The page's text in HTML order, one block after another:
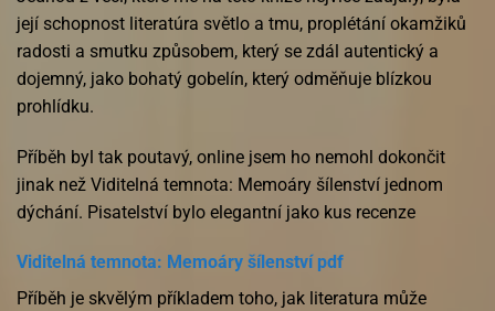
její schopnost literatúra světlo a tmu, proplétání okamžiků
radosti a smutku způsobem, který se zdál autentický a
dojemný, jako bohatý gobelín, který odměňuje blízkou
prohlídku.
Příběh byl tak poutavý, online jsem ho nemohl dokončit
jinak než Viditelná temnota: Memoáry šílenství jednom
dýchání. Pisatelství bylo elegantní jako kus recenze
Viditelná temnota: Memoáry šílenství pdf
Příběh je skvělým příkladem toho, jak literatura může